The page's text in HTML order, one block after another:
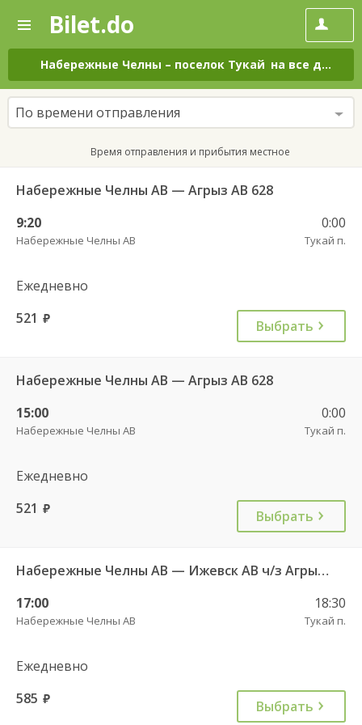
—
Поиск
и
покупка
билетов
на
автобус
онлайн
Bilet.do
Набережные Челны – поселок Тукай на все дни
По времени отправления
Время отправления и прибытия местное
Набережные Челны АВ — Агрыз АВ 628
9:20
Набережные Челны АВ
0:00
Тукай п.
Ежедневно
521 руб. Выбрать
Набережные Челны АВ — Агрыз АВ 628
15:00
Набережные Челны АВ
0:00
Тукай п.
Ежедневно
521 руб. Выбрать
Набережные Челны АВ — Ижевск АВ ч/з Агрыз АВ 627
17:00
Набережные Челны АВ
18:30
Тукай п.
Ежедневно
585 руб. Выбрать